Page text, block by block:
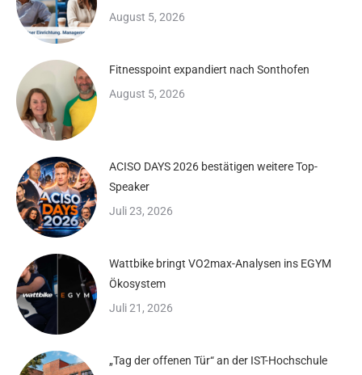
August 5, 2026
Fitnesspoint expandiert nach Sonthofen
August 5, 2026
ACISO DAYS 2026 bestätigen weitere Top-
Speaker
Juli 23, 2026
Wattbike bringt VO2max-Analysen ins EGYM
Ökosystem
Juli 21, 2026
„Tag der offenen Tür“ an der IST-Hochschule